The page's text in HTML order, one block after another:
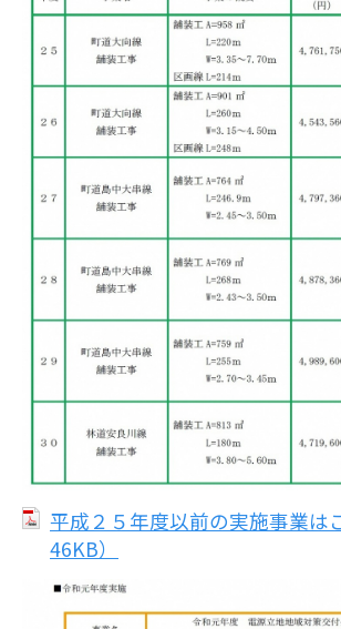
平成２５年度以前の実施事業は
46KB）